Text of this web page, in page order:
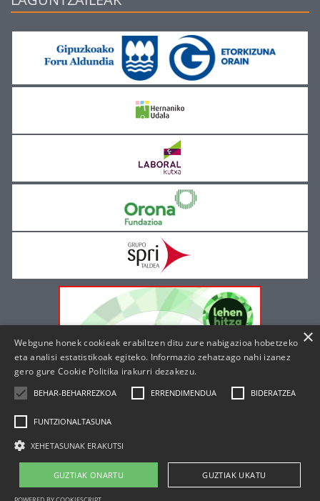
| |
×
Webgune honek cookieak erabiltzen ditu zure nabigazioa hobetzeko
eta analisi estatistikoak egiteko. Informazio zehatzago nahi izanez
gero gure Cookie Politika irakurri dezakezu.
BEHAR-BEHARREZKOA ERRENDIMENDUA BIDERATZEA
FUNTZIONALTASUNA
XEHETASUNAK ERAKUTSI
GUZTIAK ONARTU GUZTIAK UKATU